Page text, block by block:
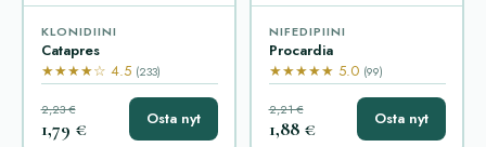
KLONIDIINI
Catapres
★★★★☆ 4.5 (233)
2,23 €
1,79 € Osta nyt
NIFEDIPIINI
Procardia
★★★★★ 5.0 (99)
2,21 €
1,88 € Osta nyt